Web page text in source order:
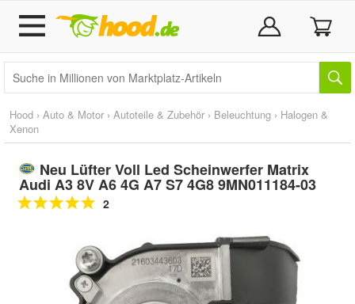
Hood › Auto & Motor › Autoteile & Zubehör › Beleuchtung › Halogen &
Xenon
Neu Lüfter Voll Led Scheinwerfer Matrix
Audi A3 8V A6 4G A7 S7 4G8 9MN011184-03
2